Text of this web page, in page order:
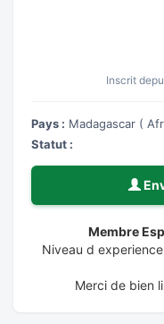
Inscrit
Pays : Madagascar (
Statut :
Membre
Niveau d
Merci de bien